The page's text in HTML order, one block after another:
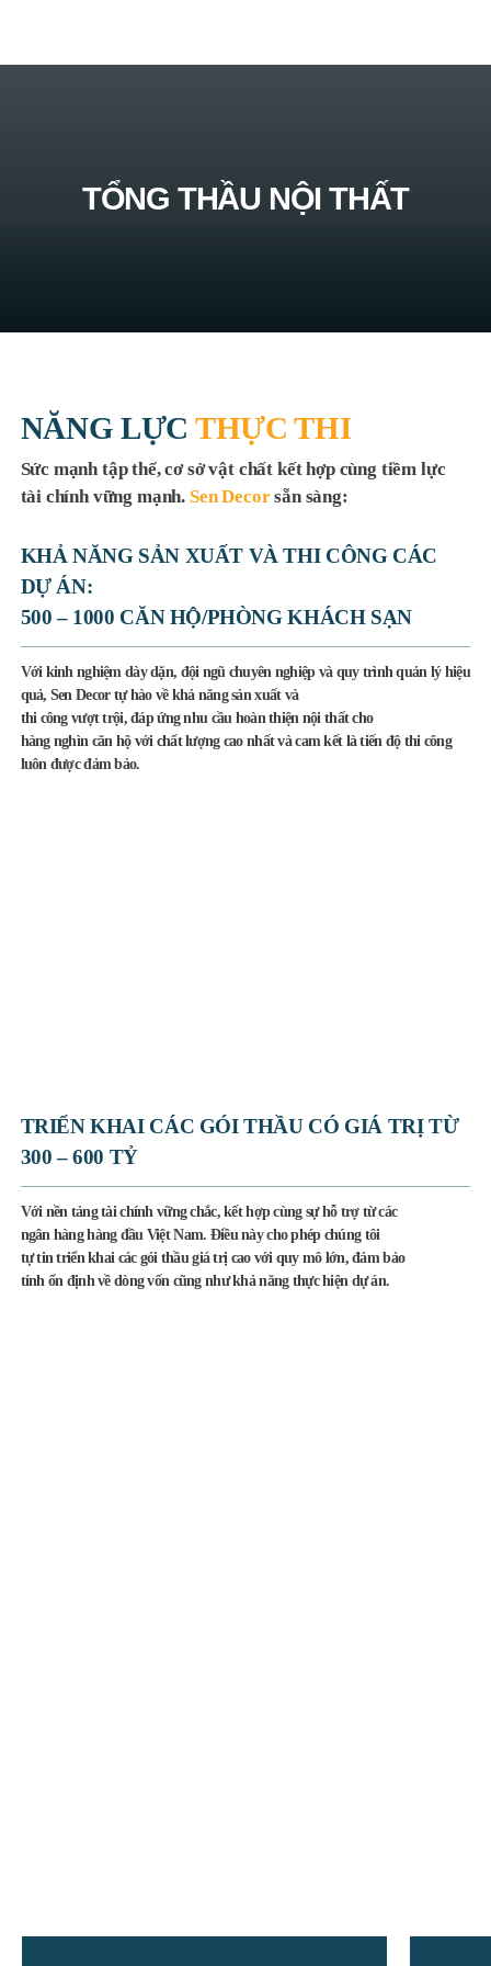
TỔNG THẦU NỘI THẤT
NĂNG LỰC THỰC THI
Sức mạnh tập thể, cơ sở vật chất kết hợp cùng tiềm lực
tài chính vững mạnh. Sen Decorsẵn sàng:
KHẢ NĂNG SẢN XUẤT VÀ THI CÔNG CÁC
DỰ ÁN:
500 – 1000 CĂN HỘ/PHÒNG KHÁCH SẠN
Với kinh nghiệm dày dặn, đội ngũ chuyên nghiệp và quy trình quản lý hiệu
quả, Sen Decor tự hào về khả năng sản xuất và
thi công vượt trội, đáp ứng nhu cầu hoàn thiện nội thất cho
hàng nghìn căn hộ với chất lượng cao nhất và cam kết là tiến độ thi công
luôn được đảm bảo.
TRIỂN KHAI CÁC GÓI THẦU CÓ GIÁ TRỊ TỪ
300 – 600 TỶ
Với nền tảng tài chính vững chắc, kết hợp cùng sự hỗ trợ từ các
ngân hàng hàng đầu Việt Nam. Điều này cho phép chúng tôi
tự tin triển khai các gói thầu giá trị cao với quy mô lớn, đảm bảo
tính ổn định về dòng vốn cũng như khả năng thực hiện dự án.